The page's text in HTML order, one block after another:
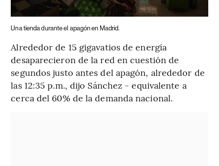
Una tienda durante el apagón en Madrid.
Alrededor de 15 gigavatios de energía
desaparecieron de la red en cuestión de
segundos justo antes del apagón, alrededor de
las 12:35 p.m., dijo Sánchez - equivalente a
cerca del 60% de la demanda nacional.